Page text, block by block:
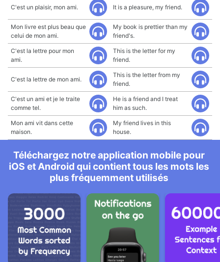
C'est un plaisir, mon ami. It is a pleasure, my friend.
Mon livre est plus beau que
celui de mon ami.
My book is prettier than my
friend's.
C'est la lettre pour mon
ami.
This is the letter for my
friend.
C'est la lettre de mon ami.
This is the letter from my
friend.
C'est un ami et je le traite
comme tel.
He is a friend and I treat
him as such.
Mon ami vit dans cette
maison.
My friend lives in this
house.
Téléchargez notre application mobile pour
iOS et Android qui contient tous les mots les
plus fréquemment utilisés